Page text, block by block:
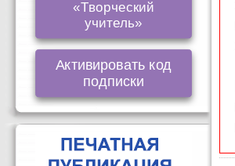
«Творческий
учитель»
Активировать код
подписки